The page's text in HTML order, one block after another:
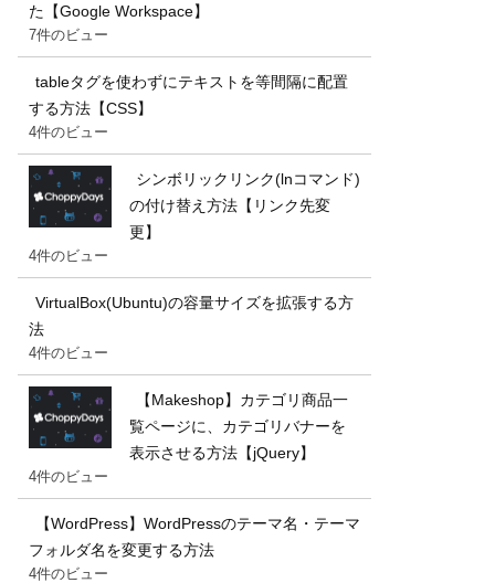
た【Google Workspace】
7件のビュー
tableタグを使わずにテキストを等間隔に配置
する方法【CSS】
4件のビュー
シンボリックリンク(lnコマンド)
の付け替え方法【リンク先変
更】
4件のビュー
VirtualBox(Ubuntu)の容量サイズを拡張する方
法
4件のビュー
【Makeshop】カテゴリ商品一
覧ページに、カテゴリバナーを
表示させる方法【jQuery】
4件のビュー
【WordPress】WordPressのテーマ名・テーマ
フォルダ名を変更する方法
4件のビュー